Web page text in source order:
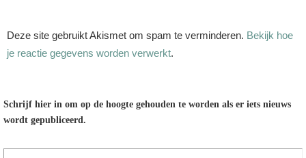
Deze site gebruikt Akismet om spam te verminderen. Bekijk hoe
je reactie gegevens worden verwerkt.
Schrijf hier in om op de hoogte gehouden te worden als er iets nieuws
wordt gepubliceerd.
E-mailadres